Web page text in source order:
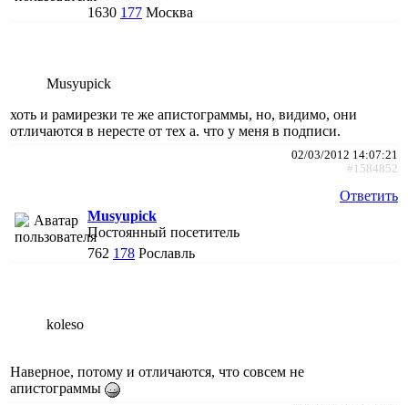
1630 177 Москва
Musyupick
хоть и рамирезки те же апистограммы, но, видимо, они
отличаются в нересте от тех а. что у меня в подписи.
02/03/2012 14:07:21
#1584852
Ответить
Musyupick
Постоянный посетитель
762 178 Рославль
koleso
Наверное, потому и отличаются, что совсем не
апистограммы